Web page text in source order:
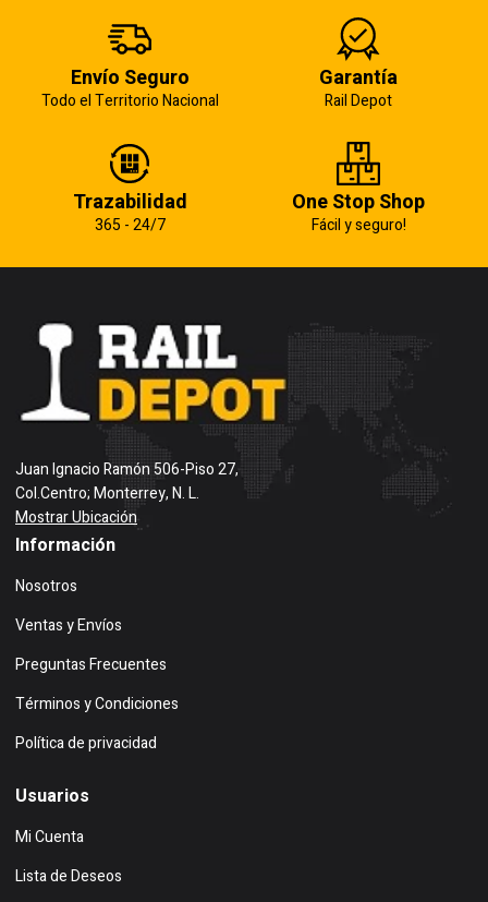
Envío Seguro
Todo el Territorio Nacional
Garantía
Rail Depot
Trazabilidad
365 - 24/7
One Stop Shop
Fácil y seguro!
Juan Ignacio Ramón 506-Piso 27,
Col.Centro; Monterrey, N. L.
Mostrar Ubicación
Información
Nosotros
Ventas y Envíos
Preguntas Frecuentes
Términos y Condiciones
Política de privacidad
Usuarios
Mi Cuenta
Lista de Deseos